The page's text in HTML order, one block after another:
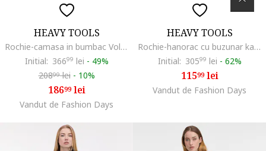
HEAVY TOOLS
Rochie-camasa in bumbac Volanka, Albastru prafuit
Initial: 36699 lei - 49%
20899lei - 10%
18699lei
Vandut de Fashion Days
HEAVY TOOLS
Rochie-hanorac cu buzunar kangaroo Virgi, Bleumarin
Initial: 30599 lei - 62%
11599lei
Vandut de Fashion Days